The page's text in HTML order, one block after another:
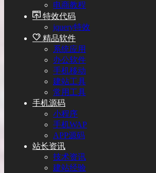
电商教程
特效代码
jquery特效
精品软件
系统应用
办公软件
手机移动
建站工具
常用工具
手机源码
小程序
手机WAP
APP源码
站长资讯
技术资讯
建站经验